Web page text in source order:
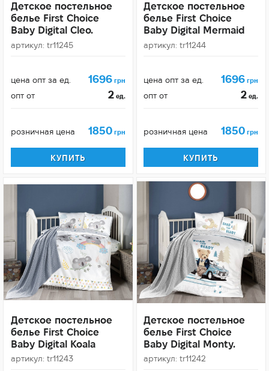
Детское постельное
белье First Choice
Baby Digital Cleo.
артикул: tr11245
цена опт за ед. 1696 грн
опт от 2 ед.
розничная цена 1850 грн
КУПИТЬ
Детское постельное
белье First Choice
Baby Digital Mermaid
артикул: tr11244
цена опт за ед. 1696 грн
опт от 2 ед.
розничная цена 1850 грн
КУПИТЬ
Детское постельное
белье First Choice
Baby Digital Koala
артикул: tr11243
Детское постельное
белье First Choice
Baby Digital Monty.
артикул: tr11242